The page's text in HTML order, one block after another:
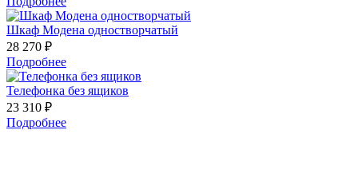
Шкаф Модена одностворчатый
28 270 ₽
Подробнее
Телефонка без ящиков
23 310 ₽
Подробнее